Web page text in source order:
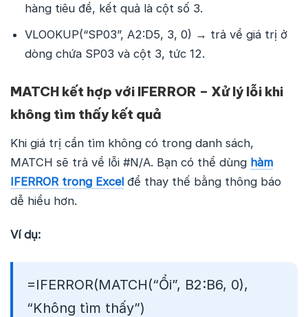
hàng tiêu đề, kết quả là cột số 3.
VLOOKUP(“SP03”, A2:D5, 3, 0) → trả về giá trị ở
dòng chứa SP03 và cột 3, tức 12.
MATCH kết hợp với IFERROR – Xử lý lỗi khi
không tìm thấy kết quả
Khi giá trị cần tìm không có trong danh sách,
MATCH sẽ trả về lỗi #N/A. Bạn có thể dùng hàm
IFERROR trong Excel để thay thế bằng thông báo
dễ hiểu hơn.
Ví dụ:
=IFERROR(MATCH(“Ổi”, B2:B6, 0),
“Không tìm thấy”)